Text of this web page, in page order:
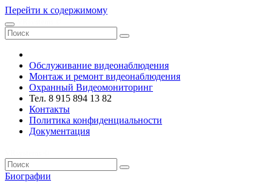
Перейти к содержимому
Обслуживание видеонаблюдения
Монтаж и ремонт видеонаблюдения
Охранный Видеомониторинг
Тел. 8 915 894 13 82
Контакты
Политика конфиденциальности
Документация
Биографии